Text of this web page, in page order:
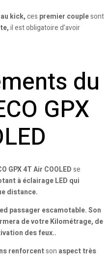
kick,ces premier couplesont
il est obligatoire d’avoir
du
GPX
GPX 4T Air COOLEDse
à éclairage LED qui
distance.
passager escamotable. Son
de votre Kilométrage, de
des feux..
renforcentson aspect très